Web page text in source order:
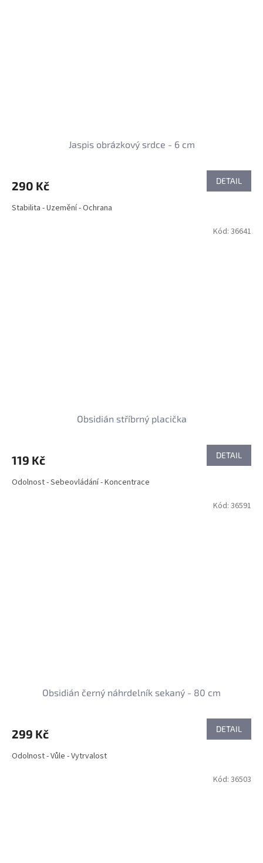
Jaspis obrázkový srdce - 6 cm
290 Kč DETAIL
Stabilita - Uzemění - Ochrana
Obsidián stříbrný placička
119 Kč DETAIL
Odolnost - Sebeovládání - Koncentrace
Kód: 36641
Obsidián černý náhrdelník sekaný - 80 cm
299 Kč DETAIL
Odolnost - Vůle - Vytrvalost
Kód: 36591
Kód: 36503